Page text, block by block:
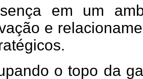
em um
e
o topo da